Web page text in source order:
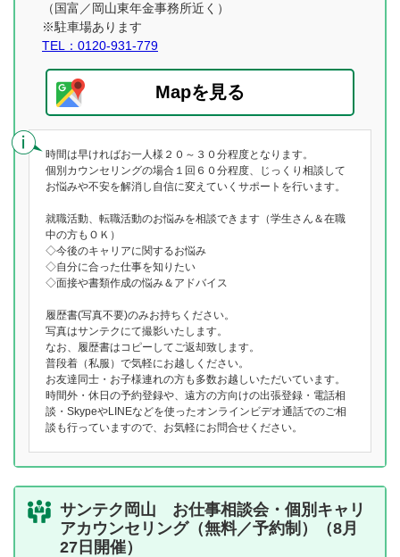
（国富／岡山東年金事務所近く）
※駐車場あります
TEL：0120-931-779
Mapを見る
時間は早ければお一人様２０～３０分程度となります。
個別カウンセリングの場合１回６０分程度、じっくり相談して
お悩みや不安を解消し自信に変えていくサポートを行います。
就職活動、転職活動のお悩みを相談できます（学生さん＆在職
中の方もＯＫ）
◇今後のキャリアに関するお悩み
◇自分に合った仕事を知りたい
◇面接や書類作成の悩み＆アドバイス
履歴書(写真不要)のみお持ちください。
写真はサンテクにて撮影いたします。
なお、履歴書はコピーしてご返却致します。
普段着（私服）で気軽にお越しください。
お友達同士・お子様連れの方も多数お越しいただいています。
時間外・休日の予約登録や、遠方の方向けの出張登録・電話相
談・SkypeやLINEなどを使ったオンラインビデオ通話でのご相
談も行っていますので、お気軽にお問合せください。
サンテク岡山 お仕事相談会・個別キャリ
アカウンセリング（無料／予約制）（8月
27日開催）